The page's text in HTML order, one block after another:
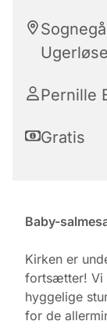
Ugerløse
Pernille
Gratis
Baby-
Kirken er
fortsætter! Vi
hyggelige
for de